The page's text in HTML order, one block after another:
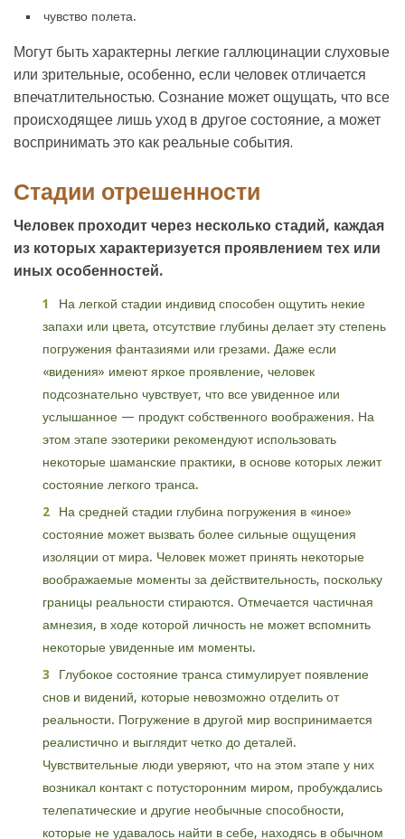
чувство полета.
Могут быть характерны легкие галлюцинации слуховые
или зрительные, особенно, если человек отличается
впечатлительностью. Сознание может ощущать, что все
происходящее лишь уход в другое состояние, а может
воспринимать это как реальные события.
Стадии отрешенности
Человек проходит через несколько стадий, каждая
из которых характеризуется проявлением тех или
иных особенностей.
На легкой стадии индивид способен ощутить некие
запахи или цвета, отсутствие глубины делает эту степень
погружения фантазиями или грезами. Даже если
«видения» имеют яркое проявление, человек
подсознательно чувствует, что все увиденное или
услышанное — продукт собственного воображения. На
этом этапе эзотерики рекомендуют использовать
некоторые шаманские практики, в основе которых лежит
состояние легкого транса.
На средней стадии глубина погружения в «иное»
состояние может вызвать более сильные ощущения
изоляции от мира. Человек может принять некоторые
воображаемые моменты за действительность, поскольку
границы реальности стираются. Отмечается частичная
амнезия, в ходе которой личность не может вспомнить
некоторые увиденные им моменты.
Глубокое состояние транса стимулирует появление
снов и видений, которые невозможно отделить от
реальности. Погружение в другой мир воспринимается
реалистично и выглядит четко до деталей.
Чувствительные люди уверяют, что на этом этапе у них
возникал контакт с потусторонним миром, пробуждались
телепатические и другие необычные способности,
которые не удавалось найти в себе, находясь в обычном